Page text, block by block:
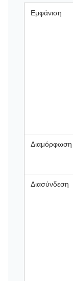
Εμφάνιση
Διαμόρφωση
Διασύνδεση